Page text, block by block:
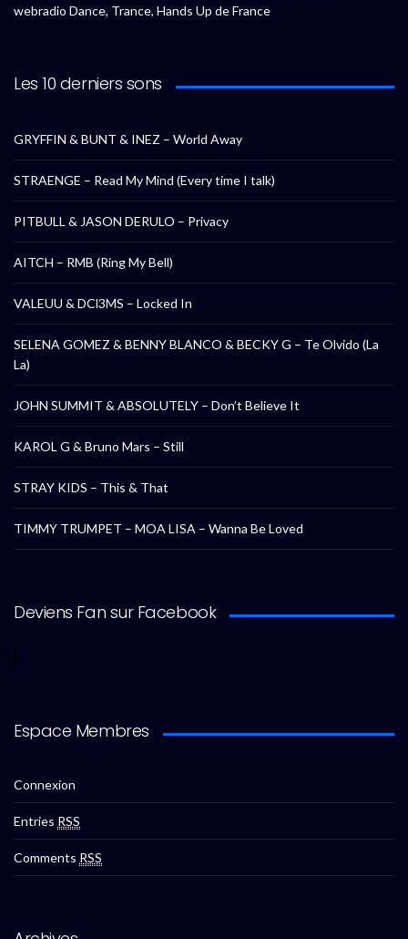
webradio Dance, Trance, Hands Up de France
Les 10 derniers sons
GRYFFIN & BUNT & INEZ – World Away
STRAENGE – Read My Mind (Every time I talk)
PITBULL & JASON DERULO – Privacy
AITCH – RMB (Ring My Bell)
VALEUU & DCl3MS – Locked In
SELENA GOMEZ & BENNY BLANCO & BECKY G – Te Olvido (La
La)
JOHN SUMMIT & ABSOLUTELY – Don’t Believe It
KAROL G & Bruno Mars – Still
STRAY KIDS – This & That
TIMMY TRUMPET – MOA LISA – Wanna Be Loved
Deviens Fan sur Facebook
Espace Membres
Connexion
Entries RSS
Comments RSS